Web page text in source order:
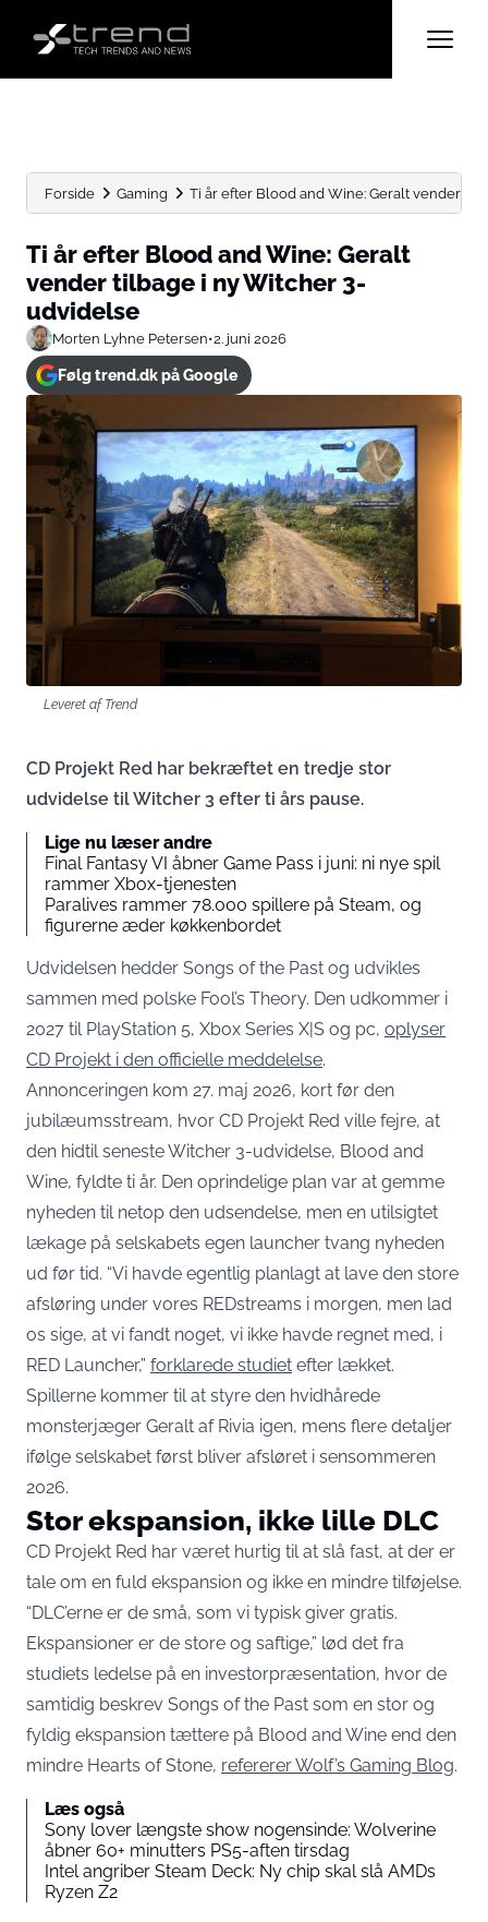
Forside Gaming Ti år efter Blood and Wine: Geralt vender
Ti år efter Blood and Wine: Geralt
vender tilbage i ny Witcher 3-
udvidelse
Morten Lyhne Petersen•2. juni 2026
Følg trend.dk på Google
Leveret af Trend
CD Projekt Red har bekræftet en tredje stor
udvidelse til Witcher 3 efter ti års pause.
Lige nu læser andre
Final Fantasy VI åbner Game Pass i juni: ni nye spil
rammer Xbox-tjenesten
Paralives rammer 78.000 spillere på Steam, og
figurerne æder køkkenbordet
Udvidelsen hedder Songs of the Past og udvikles
sammen med polske Fool’s Theory. Den udkommer i
2027 til PlayStation 5, Xbox Series X|S og pc, oplyser
CD Projekt i den officielle meddelelse.
Annonceringen kom 27. maj 2026, kort før den
jubilæumsstream, hvor CD Projekt Red ville fejre, at
den hidtil seneste Witcher 3-udvidelse, Blood and
Wine, fyldte ti år. Den oprindelige plan var at gemme
nyheden til netop den udsendelse, men en utilsigtet
lækage på selskabets egen launcher tvang nyheden
ud før tid. “Vi havde egentlig planlagt at lave den store
afsløring under vores REDstreams i morgen, men lad
os sige, at vi fandt noget, vi ikke havde regnet med, i
RED Launcher,” forklarede studiet efter lækket.
Spillerne kommer til at styre den hvidhårede
monsterjæger Geralt af Rivia igen, mens flere detaljer
ifølge selskabet først bliver afsløret i sensommeren
2026.
Stor ekspansion, ikke lille DLC
CD Projekt Red har været hurtig til at slå fast, at der er
tale om en fuld ekspansion og ikke en mindre tilføjelse.
“DLC’erne er de små, som vi typisk giver gratis.
Ekspansioner er de store og saftige,” lød det fra
studiets ledelse på en investorpræsentation, hvor de
samtidig beskrev Songs of the Past som en stor og
fyldig ekspansion tættere på Blood and Wine end den
mindre Hearts of Stone, refererer Wolf’s Gaming Blog.
Læs også
Sony lover længste show nogensinde: Wolverine
åbner 60+ minutters PS5-aften tirsdag
Intel angriber Steam Deck: Ny chip skal slå AMDs
Ryzen Z2